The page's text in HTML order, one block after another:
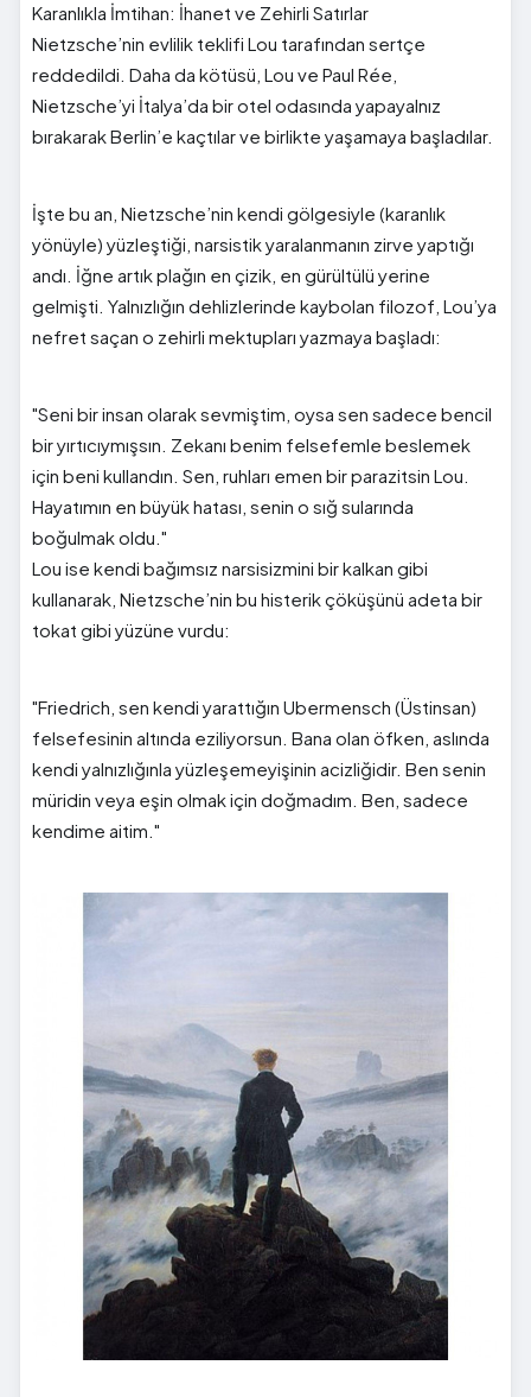
Karanlıkla İmtihan: İhanet ve Zehirli Satırlar
Nietzsche’nin evlilik teklifi Lou tarafından sertçe
reddedildi. Daha da kötüsü, Lou ve Paul Rée,
Nietzsche’yi İtalya’da bir otel odasında yapayalnız
bırakarak Berlin’e kaçtılar ve birlikte yaşamaya başladılar.
İşte bu an, Nietzsche’nin kendi gölgesiyle (karanlık
yönüyle) yüzleştiği, narsistik yaralanmanın zirve yaptığı
andı. İğne artık plağın en çizik, en gürültülü yerine
gelmişti. Yalnızlığın dehlizlerinde kaybolan filozof, Lou’ya
nefret saçan o zehirli mektupları yazmaya başladı:
"Seni bir insan olarak sevmiştim, oysa sen sadece bencil
bir yırtıcıymışsın. Zekanı benim felsefemle beslemek
için beni kullandın. Sen, ruhları emen bir parazitsin Lou.
Hayatımın en büyük hatası, senin o sığ sularında
boğulmak oldu."
Lou ise kendi bağımsız narsisizmini bir kalkan gibi
kullanarak, Nietzsche’nin bu histerik çöküşünü adeta bir
tokat gibi yüzüne vurdu:
"Friedrich, sen kendi yarattığın Ubermensch (Üstinsan)
felsefesinin altında eziliyorsun. Bana olan öfken, aslında
kendi yalnızlığınla yüzleşemeyişinin acizliğidir. Ben senin
müridin veya eşin olmak için doğmadım. Ben, sadece
kendime aitim."